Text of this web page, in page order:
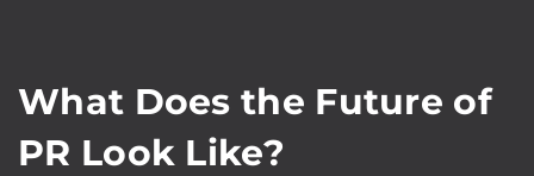
What Does the Future of
PR Look Like?